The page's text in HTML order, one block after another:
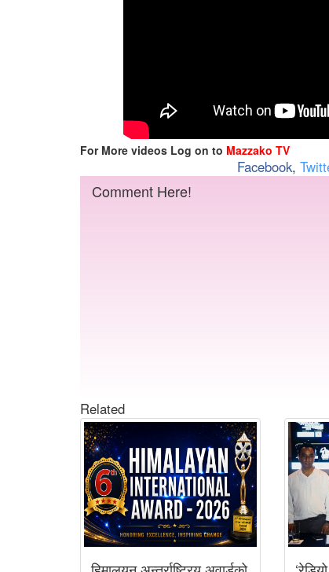
For More videos Log on to Mazzako TV
Facebook,
Comment Here!
Related